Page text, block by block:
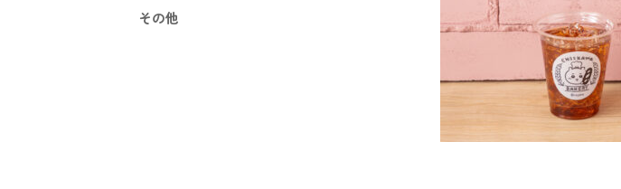
その他